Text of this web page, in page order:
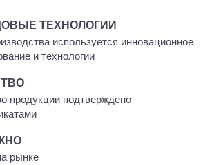
ТЕХНОЛОГИИ
используется инновационное
и технологии
продукции подтверждено
рынке